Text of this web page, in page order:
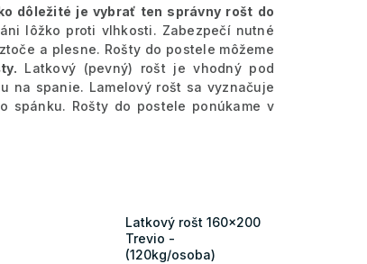
dôležité je vybrať ten správny rošt do
lôžko proti vlhkosti. Zabezpečí nutné
a plesne. Rošty do postele môžeme
Latkový (pevný) rošt je vhodný pod
na spanie. Lamelový rošt sa vyznačuje
spánku. Rošty do postele ponúkame v
Latkový rošt 160x200
Trevio -
(120kg/osoba)